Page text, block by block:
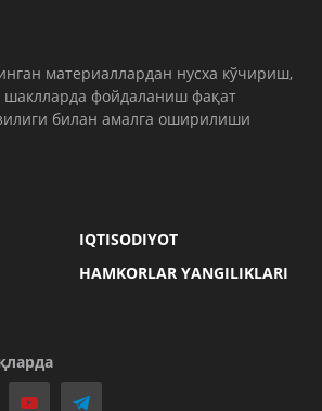
материаллардан нусха кўчириш,
фойдаланиш фақат
билан амалга оширилиши
IQTISODIYOT
HAMKORLAR YANGILIKLARI